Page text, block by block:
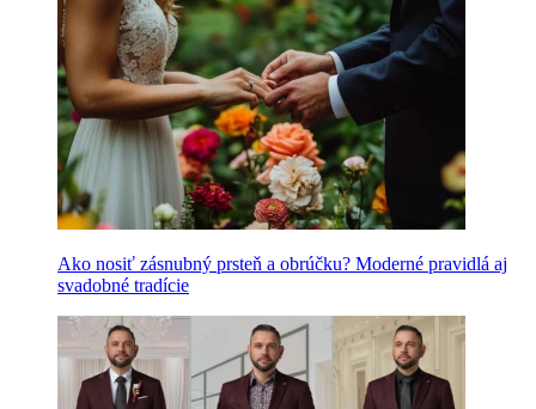
Ako nosiť zásnubný prsteň a obrúčku? Moderné pravidlá aj
svadobné tradície